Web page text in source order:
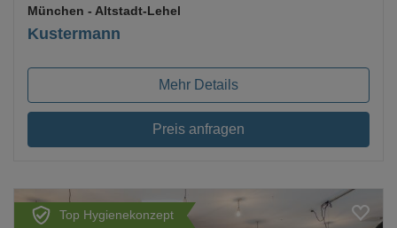
Kustermann
München - Altstadt-Lehel
Mehr Details
Preis anfragen
Top Hygienekonzept